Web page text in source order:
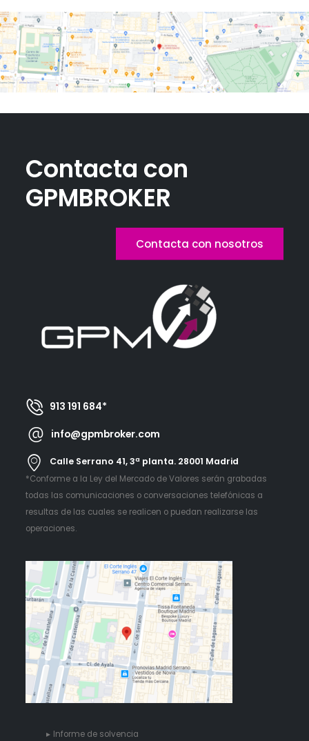
Contacta con
GPMBROKER
Contacta con nosotros
913 191 684*
info@gpmbroker.com
Calle Serrano 41, 3ª planta. 28001 Madrid
*Conforme a la Ley del Mercado de Valores serán grabadas
todas las comunicaciones o conversaciones telefónicas a
resultas de las cuales se realicen o puedan realizarse las
operaciones.
Informe de solvencia